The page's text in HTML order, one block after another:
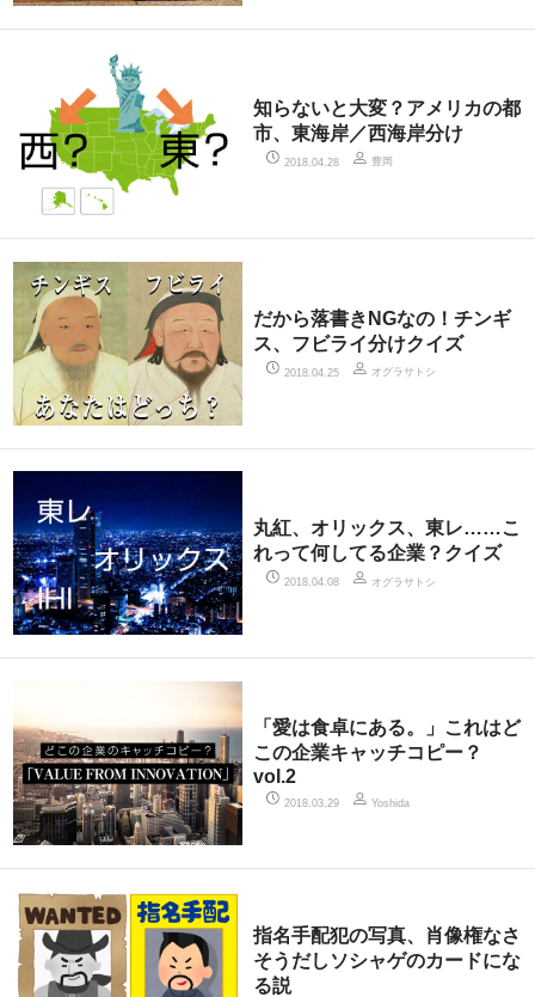
知らないと大変？アメリカの都
市、東海岸／西海岸分け
2018.04.28 豊岡
だから落書きNGなの！チンギ
ス、フビライ分けクイズ
2018.04.25 オグラサトシ
丸紅、オリックス、東レ……こ
れって何してる企業？クイズ
2018.04.08 オグラサトシ
「愛は食卓にある。」これはど
この企業キャッチコピー？
vol.2
2018.03.29 Yoshida
指名手配犯の写真、肖像権なさ
そうだしソシャゲのカードにな
る説